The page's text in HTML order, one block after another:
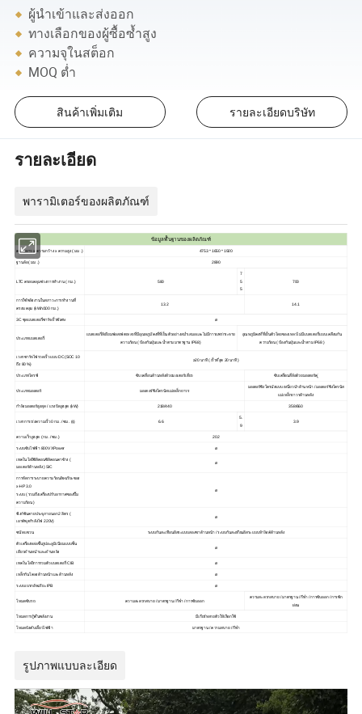
ผู้นำเข้าและส่งออก
ทางเลือกของผู้ซื้อซ้ำสูง
ความจุในสต็อก
MOQ ต่ำ
สินค้าเพิ่มเติม รายละเอียดบริษัท
รายละเอียด
พารามิเตอร์ของผลิตภัณฑ์
ข้อมูลพื้นฐานของผลิตภัณฑ์
ความยาว x ความกว้าง x ความสูง ( มม .) 4753 * 1650 * 1920
ฐานล้อ ( มม .) 2890
LTC ครอบคลุมช่วงการทำงาน ( กม .) 580
7
5
5
700
การใช้พลังงานในสภาวะการทำงานที่
ครอบคลุม (kWh/100 กม .)
13.2 14.1
3C ชุดแบตเตอรี่ชาร์จเร็วพิเศษ ø
ประเภทแบตเตอรี่
แบตเตอรี่ลิเธียมฟอสเฟตเหลวที่มีอุณหภูมิคงที่ที่เย็นตัวอย่างสม่ำเสมอและไม่มีการแพร่กระจาย
ความร้อน ( ป้องกันฝุ่นและน้ำตามมาตรฐาน IP68 )
อุณหภูมิคงที่ที่เย็นตัวโดยของเหลวไม่มีแบตเตอรี่แบบเคลือบกัน
ความร้อน ( ป้องกันฝุ่นและน้ำตาม IP68 )
เวลาชาร์จไฟรวดเร็วแบบ DC (SOC 10
ถึง 80 %)
≥20 นาที ( เร็วที่สุด 20 นาที )
ประเภทไดรฟ์ ขับเคลื่อนด้านหลังด้วยมอเตอร์เดี่ยว ขับเคลื่อนสี่ล้อด้วยมอเตอร์คู่
ประเภทมอเตอร์ มอเตอร์ซิงโครนัสแม่เหล็กถาวร
มอเตอร์ซิงโครนัสแบบเหนี่ยวนำด้านหน้า / มอเตอร์ซิงโครนัส
แม่เหล็กถาวรด้านหลัง
กำลังมอเตอร์สูงสุด / แรงบิดสูงสุด (kW) 218/440 358/660
เวลาการเร่งความเร็ว 0 กม ./ ชม . (s) 6.6
5.
9
3.9
ความเร็วสูงสุด ( กม ./ ชม .) 202
ระบบขับไฟฟ้า 800V XPower ø
เทคโนโลยีซิลิคอนซิลิคอนคาข้าง (
มอเตอร์ด้านหลัง ) SIC
ø
การจัดการระบายความร้อนอัจฉริยะของ
x-HP 3.0
ระบบ ( รวมถึงเครื่องปรับอากาศของปั๊ม
ความร้อน )
ø
ฟังก์ชันคายประจุภายนอก 2 ลิตร (
เอาต์พุตกำลังไฟ 220V)
ø
ชนิดแขวน ระบบกันสะเทือนอิสระแบบสองขาด้านหน้า / ระบบกันสะเทือนอิสระแบบห้าลิงค์ด้านหลัง
ตัวเครื่องหล่อขึ้นรูปอะลูมิเนียมแบบชิ้น
เดียวด้านหน้าและด้านหลัง
ø
เทคโนโลยีการรวมตัวแบตเตอรี่ CIB ø
เหล็กกันโคลงด้านหน้าและด้านหลัง ø
ระบบเบรกอัจฉริยะ IPB ø
โหมดขับรถ ความสะดวกสบาย / มาตรฐาน / กีฬา / การขับออก
ความสะดวกสบาย / มาตรฐาน / กีฬา / การขับออก / การพัก
ผ่อน
โหมดการกู้คืนพลังงาน มีเกียร์หลายตัวให้เลือกใช้
โหมดบังคับเลี้ยวไฟฟ้า มาตรฐาน / ความสบาย / กีฬา
รูปภาพแบบละเอียด